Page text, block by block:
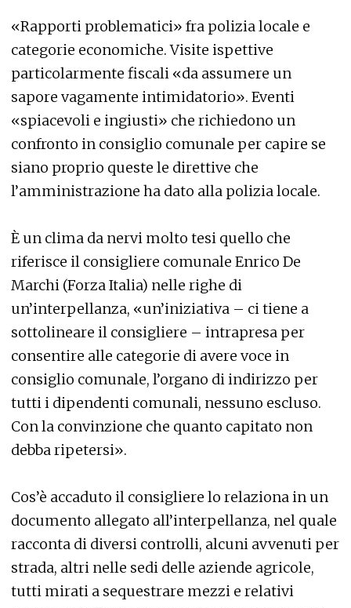
«Rapporti problematici» fra polizia locale e
categorie economiche. Visite ispettive
particolarmente fiscali «da assumere un
sapore vagamente intimidatorio». Eventi
«spiacevoli e ingiusti» che richiedono un
confronto in consiglio comunale per capire se
siano proprio queste le direttive che
l’amministrazione ha dato alla polizia locale.
È un clima da nervi molto tesi quello che
riferisce il consigliere comunale Enrico De
Marchi (Forza Italia) nelle righe di
un’interpellanza, «un’iniziativa – ci tiene a
sottolineare il consigliere – intrapresa per
consentire alle categorie di avere voce in
consiglio comunale, l’organo di indirizzo per
tutti i dipendenti comunali, nessuno escluso.
Con la convinzione che quanto capitato non
debba ripetersi».
Cos’è accaduto il consigliere lo relaziona in un
documento allegato all’interpellanza, nel quale
racconta di diversi controlli, alcuni avvenuti per
strada, altri nelle sedi delle aziende agricole,
tutti mirati a sequestrare mezzi e relativi